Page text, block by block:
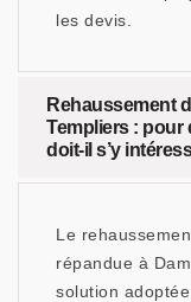
les devis.
Rehaussement
Templiers : pour
doit-il s’y
Le
répandue à
solution